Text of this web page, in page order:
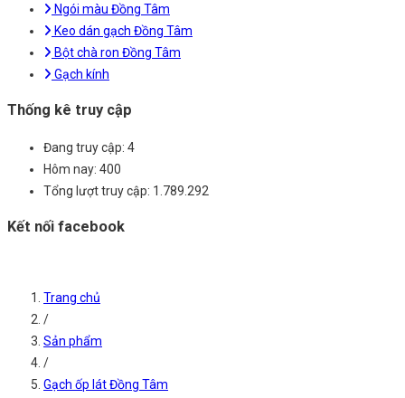
Ngói màu Đồng Tâm
Keo dán gạch Đồng Tâm
Bột chà ron Đồng Tâm
Gạch kính
Thống kê truy cập
Đang truy cập: 4
Hôm nay: 400
Tổng lượt truy cập: 1.789.292
Kết nối facebook
Trang chủ
/
Sản phẩm
/
Gạch ốp lát Đồng Tâm